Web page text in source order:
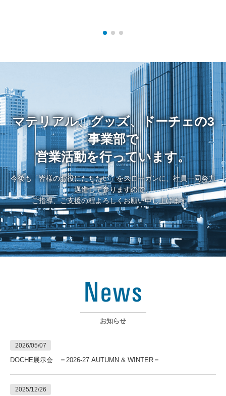
マテリアル、グッズ、ドーチェの3
事業部で
営業活動を行っています。
今後も「皆様のお役にたちたい」をスローガンに、社員一同努力
邁進して参りますので、
ご指導、ご支援の程よろしくお願い申し上げます。
お知らせ
2026/05/07
DOCHE展示会 ＝2026-27 AUTUMN & WINTER＝
2025/12/26